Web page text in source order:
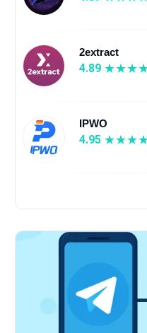
2extract
4.89
IPWO
4.95